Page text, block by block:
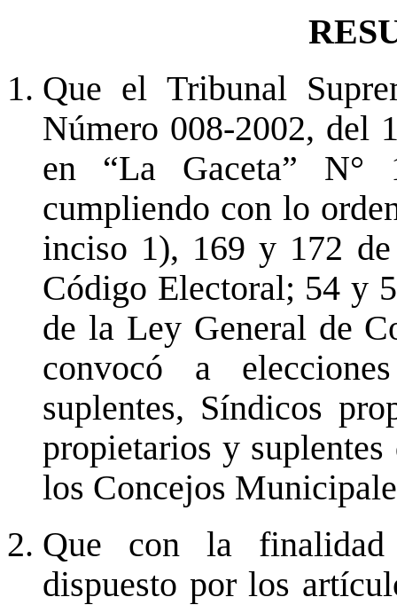
Que el Tribunal
Número 008-2002, del
en “La Gaceta”
cumpliendo con lo
inciso 1), 169 y 172
Código Electoral; 54 y
de la Ley General de
convocó a
suplentes, Síndicos
propietarios y
los Concejos
Que con la
dispuesto por los